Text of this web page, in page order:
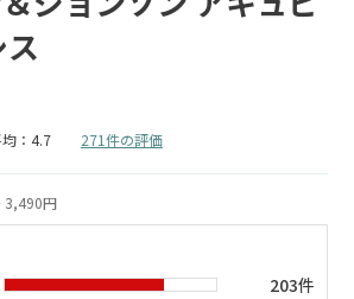
：4.7 271件の評価
3,490円
203件